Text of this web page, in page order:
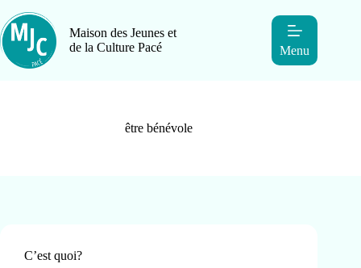
Maison des Jeunes et
de la Culture Pacé
Menu
être bénévole
C’est quoi?